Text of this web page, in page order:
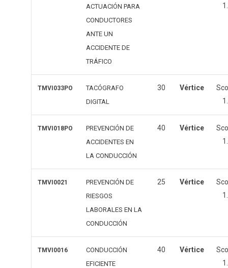
ACTUACIÓN PARA
CONDUCTORES
ANTE UN
ACCIDENTE DE
TRÁFICO
TMVI033PO
TACÓGRAFO
DIGITAL
30 Vértice
TMVI018PO
PREVENCIÓN DE
ACCIDENTES EN
LA CONDUCCIÓN
40 Vértice
TMVI0021
PREVENCIÓN DE
RIESGOS
LABORALES EN LA
CONDUCCIÓN
25 Vértice
TMVI0016
CONDUCCIÓN
EFICIENTE
40 Vértice